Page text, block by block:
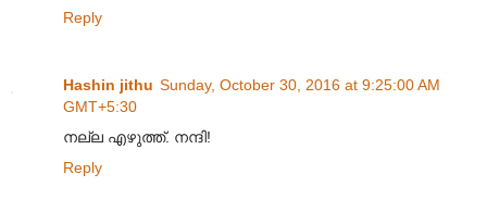
Reply
Hashin jithu Sunday, October 30, 2016 at 9:25:00 AM
GMT+5:30
നല്ല എഴുത്ത്. നന്ദി!
Reply